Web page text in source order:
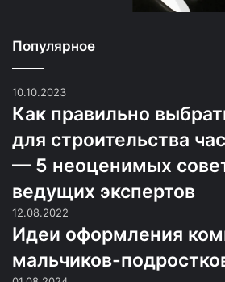
Популярное
10.10.2023
Как правильно
для строительства
— 5 неоценимых
ведущих экспертов
12.08.2022
Идеи оформления
мальчиков-